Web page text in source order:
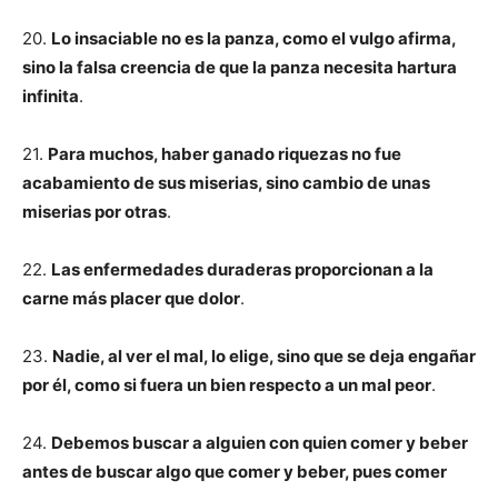
20. Lo insaciable no es la panza, como el vulgo afirma,
sino la falsa creencia de que la panza necesita hartura
infinita.
21. Para muchos, haber ganado riquezas no fue
acabamiento de sus miserias, sino cambio de unas
miserias por otras.
22. Las enfermedades duraderas proporcionan a la
carne más placer que dolor.
23. Nadie, al ver el mal, lo elige, sino que se deja engañar
por él, como si fuera un bien respecto a un mal peor.
24. Debemos buscar a alguien con quien comer y beber
antes de buscar algo que comer y beber, pues comer